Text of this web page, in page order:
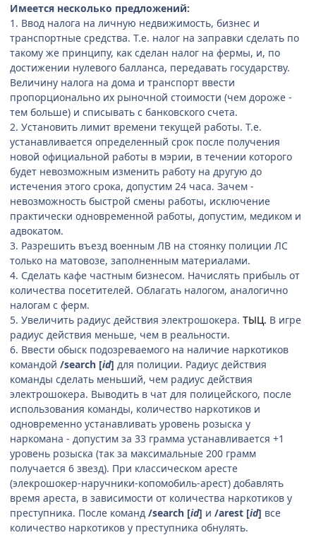
Имеется несколько предложений:
1. Ввод налога на личную недвижимость, бизнес и
транспортные средства. Т.е. налог на заправки сделать по
такому же принципу, как сделан налог на фермы, и, по
достижении нулевого балланса, передавать государству.
Величину налога на дома и транспорт ввести
пропорционально их рыночной стоимости (чем дороже -
тем больше) и списывать с банковского счета.
2. Установить лимит времени текущей работы. Т.е.
устанавливается определенный срок после получения
новой официальной работы в мэрии, в течении которого
будет невозможным изменить работу на другую до
истечения этого срока, допустим 24 часа. Зачем -
невозможность быстрой смены работы, исключение
практически одновременной работы, допустим, медиком и
адвокатом.
3. Разрешить въезд военным ЛВ на стоянку полиции ЛС
только на матовозе, заполненным материалами.
4. Сделать кафе частным бизнесом. Начислять прибыль от
количества посетителей. Облагать налогом, аналогично
налогам с ферм.
5. Увеличить радиус действия электрошокера. ТЫЦ. В игре
радиус действия меньше, чем в реальности.
6. Ввести обыск подозреваемого на наличие наркотиков
командой /search [id] для полиции. Радиус действия
команды сделать меньший, чем радиус действия
электрошокера. Выводить в чат для полицейского, после
использования команды, количество наркотиков и
одновременно устанавливать уровень розыска у
наркомана - допустим за 33 грамма устанавливается +1
уровень розыска (так за максимальные 200 грамм
получается 6 звезд). При классическом аресте
(элекрошокер-наручники-копомобиль-арест) добавлять
время ареста, в зависимости от количества наркотиков у
преступника. После команд /search [id] и /arest [id] все
количество наркотиков у преступника обнулять.